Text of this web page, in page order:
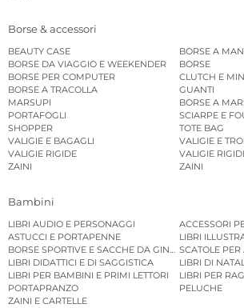
Borse & accessori
BEAUTY CASE
BORSE A
BORSE DA VIAGGIO E WEEKENDER
BORSE
BORSE PER COMPUTER
CLUTCH E
BORSE A TRACOLLA
GUANTI
MARSUPI
BORSE A
PORTAFOGLI
SCIARPE E
SHOPPER
TOTE BAG
VALIGIE E BAGAGLI
VALIGIE E
VALIGIE RIGIDE
VALIGIE
ZAINI
ZAINI
Bambini
LIBRI AUDIO E PERSONAGGI
ACCESSORI
ASTUCCI E PORTAPENNE
LIBRI
BORSE SPORTIVE E SACCHE DA GINNASTICA
SCATOLE
LIBRI DIDATTICI E DI SAGGISTICA
LIBRI DI
LIBRI PER BAMBINI E PRIMI LETTORI
LIBRI PER
PORTAPRANZO
PELUCHE
ZAINI E CARTELLE